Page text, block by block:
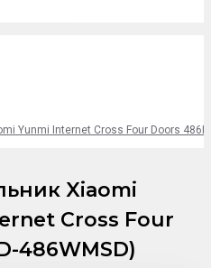
Yunmi Internet Cross Four Doors 486L
Xiaomi
Cross Four
486WMSD)